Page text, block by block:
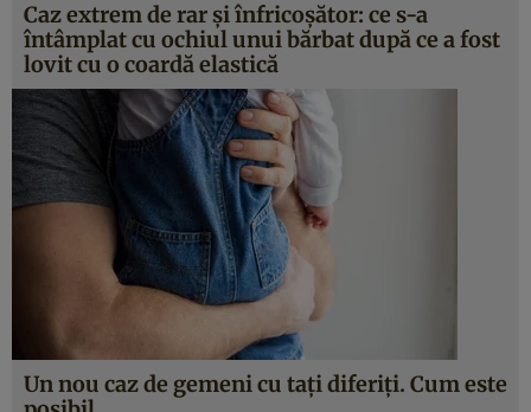
Caz extrem de rar şi înfricoşător: ce s-a
întâmplat cu ochiul unui bărbat după ce a fost
lovit cu o coardă elastică
Un nou caz de gemeni cu taţi diferiţi. Cum este